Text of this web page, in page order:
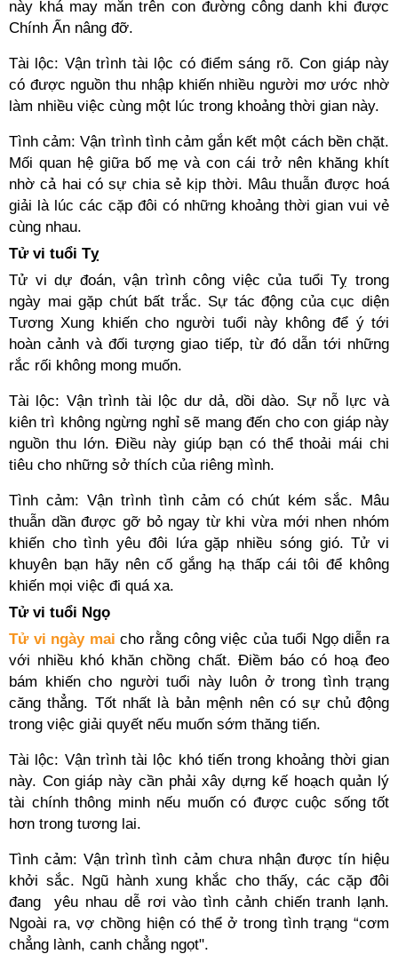
này khá may mắn trên con đường công danh khi được
Chính Ấn nâng đỡ.
Tài lộc: Vận trình tài lộc có điểm sáng rõ. Con giáp này
có được nguồn thu nhập khiến nhiều người mơ ước nhờ
làm nhiều việc cùng một lúc trong khoảng thời gian này.
Tình cảm: Vận trình tình cảm gắn kết một cách bền chặt.
Mối quan hệ giữa bố mẹ và con cái trở nên khăng khít
nhờ cả hai có sự chia sẻ kịp thời. Mâu thuẫn được hoá
giải là lúc các cặp đôi có những khoảng thời gian vui vẻ
cùng nhau.
Tử vi tuổi Tỵ
Tử vi dự đoán, vận trình công việc của tuổi Tỵ trong
ngày mai gặp chút bất trắc. Sự tác động của cục diện
Tương Xung khiến cho người tuổi này không để ý tới
hoàn cảnh và đối tượng giao tiếp, từ đó dẫn tới những
rắc rối không mong muốn.
Tài lộc: Vận trình tài lộc dư dả, dồi dào. Sự nỗ lực và
kiên trì không ngừng nghỉ sẽ mang đến cho con giáp này
nguồn thu lớn. Điều này giúp bạn có thể thoải mái chi
tiêu cho những sở thích của riêng mình.
Tình cảm: Vận trình tình cảm có chút kém sắc. Mâu
thuẫn dần được gỡ bỏ ngay từ khi vừa mới nhen nhóm
khiến cho tình yêu đôi lứa gặp nhiều sóng gió. Tử vi
khuyên bạn hãy nên cố gắng hạ thấp cái tôi để không
khiến mọi việc đi quá xa.
Tử vi tuổi Ngọ
Tử vi ngày mai cho rằng công việc của tuổi Ngọ diễn ra
với nhiều khó khăn chồng chất. Điềm báo có hoạ đeo
bám khiến cho người tuổi này luôn ở trong tình trạng
căng thẳng. Tốt nhất là bản mệnh nên có sự chủ động
trong việc giải quyết nếu muốn sớm thăng tiến.
Tài lộc: Vận trình tài lộc khó tiến trong khoảng thời gian
này. Con giáp này cần phải xây dựng kế hoạch quản lý
tài chính thông minh nếu muốn có được cuộc sống tốt
hơn trong tương lai.
Tình cảm: Vận trình tình cảm chưa nhận được tín hiệu
khởi sắc. Ngũ hành xung khắc cho thấy, các cặp đôi
đang yêu nhau dễ rơi vào tình cảnh chiến tranh lạnh.
Ngoài ra, vợ chồng hiện có thể ở trong tình trạng “cơm
chẳng lành, canh chẳng ngọt".